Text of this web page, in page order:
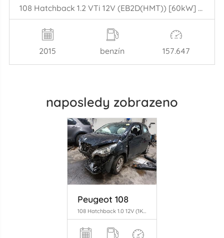
108 Hatchback 1.2 VTi 12V (EB2D(HMT)) [60kW] (05-2014/...)
2015 benzín 157.647
naposledy zobrazeno
Peugeot 108